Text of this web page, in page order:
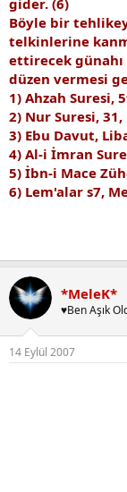
Böyle bir
telkinlerine
ettirecek
düzen vermesi
1) Ahzah Suresi,
2) Nur Suresi, 31,
3) Ebu Davut,
4) Al-i İmran
5) İbn-i Mace
6) Lem'alar s7,
*MeleK*
♥Ben Aşık
14 Eylül 2007